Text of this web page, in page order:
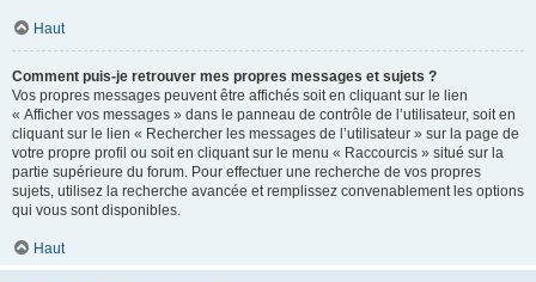
Haut
Comment puis-je retrouver mes propres messages et sujets ?
Vos propres messages peuvent être affichés soit en cliquant sur le lien
« Afficher vos messages » dans le panneau de contrôle de l’utilisateur, soit en
cliquant sur le lien « Rechercher les messages de l’utilisateur » sur la page de
votre propre profil ou soit en cliquant sur le menu « Raccourcis » situé sur la
partie supérieure du forum. Pour effectuer une recherche de vos propres
sujets, utilisez la recherche avancée et remplissez convenablement les options
qui vous sont disponibles.
Haut